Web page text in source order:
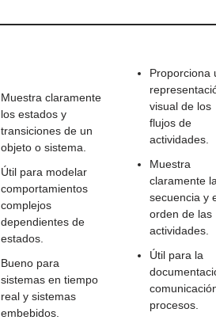
Muestra claramente
los estados y
transiciones de un
objeto o sistema.
Útil para modelar
comportamientos
complejos
dependientes de
estados.
Bueno para
sistemas en tiempo
real y sistemas
embebidos.
Proporciona
visual de los
flujos de
actividades.
Muestra
claramente
secuencia y
orden de las
actividades.
Útil para la
procesos.